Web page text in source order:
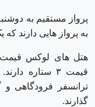
پرواز مستقیم به
به پرواز هایی دارند که
هتل های لوکس قیمت
قیمت ۳ ستاره
ترانسفر فرودگاهی
گذارند.